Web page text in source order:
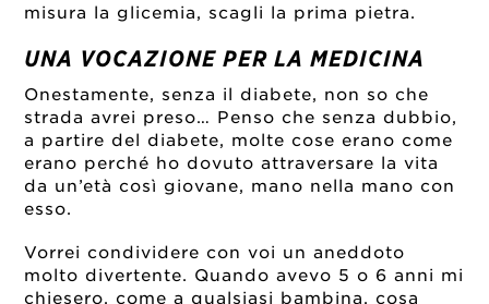
misura la glicemia, scagli la prima pietra.
UNA VOCAZIONE PER LA MEDICINA
Onestamente, senza il diabete, non so che
strada avrei preso… Penso che senza dubbio,
a partire del diabete, molte cose erano come
erano perché ho dovuto attraversare la vita
da un’età così giovane, mano nella mano con
esso.
Vorrei condividere con voi un aneddoto
molto divertente. Quando avevo 5 o 6 anni mi
chiesero, come a qualsiasi bambina, cosa